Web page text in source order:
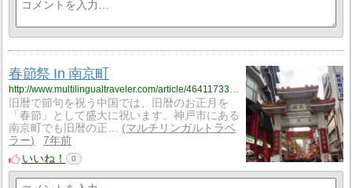
春節祭 In 南京町
旧暦で節句を祝う中国では、旧暦のお正月を
「春節」として盛大に祝います。神戸市にある
南京町でも旧暦の正…
マルチリンガルトラベ
ラー
7年前
いいね！
0